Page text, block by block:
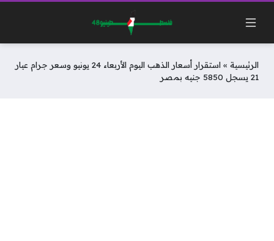
الرئيسية »
استقرار أسعار الذهب اليوم الأربعاء 24 يونيو وسعر جرام عيار
21 يسجل 5850 جنيه بمصر